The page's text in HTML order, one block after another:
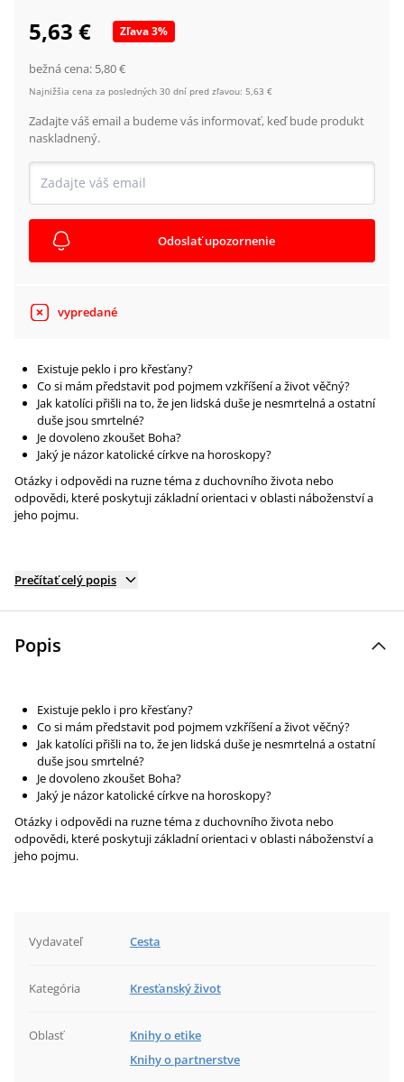
5,63 € Zľava3%
bežná cena: 5,80 €
Najnižšia cena za posledných 30 dní pred zľavou: 5,63 €
Zadajte váš email a budeme vás informovať, keď bude produkt
naskladnený.
Odoslať upozornenie
vypredané
Existuje peklo i pro křesťany?
Co si mám představit pod pojmem vzkříšení a život věčný?
Jak katolíci přišli na to, že jen lidská duše je nesmrtelná a ostatní
duše jsou smrtelné?
Je dovoleno zkoušet Boha?
Jaký je názor katolické církve na horoskopy?
Otázky i odpovědi na ruzne téma z duchovního života nebo
odpovědi, které poskytuji základní orientaci v oblasti náboženství a
jeho pojmu.
Prečítať celý popis
Popis
Existuje peklo i pro křesťany?
Co si mám představit pod pojmem vzkříšení a život věčný?
Jak katolíci přišli na to, že jen lidská duše je nesmrtelná a ostatní
duše jsou smrtelné?
Je dovoleno zkoušet Boha?
Jaký je názor katolické církve na horoskopy?
Otázky i odpovědi na ruzne téma z duchovního života nebo
odpovědi, které poskytuji základní orientaci v oblasti náboženství a
jeho pojmu.
Vydavateľ Cesta
Kategória Kresťanský život
Oblasť
Knihy o etike
Knihy o partnerstve